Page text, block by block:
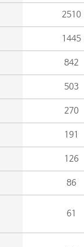
2510
1445
842
503
270
191
126
86
61